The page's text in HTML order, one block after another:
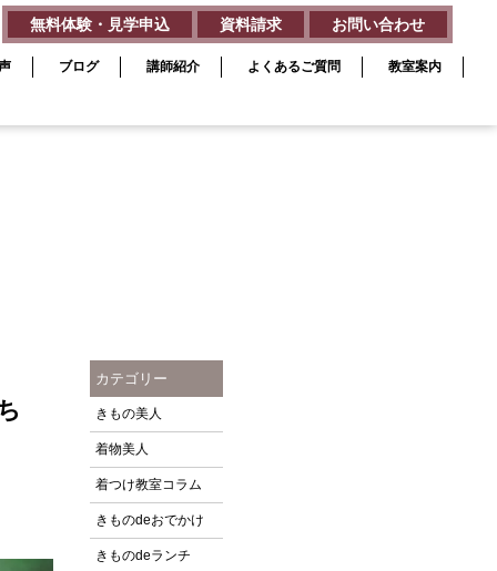
ブログ 講師紹介 よくあるご質問 教室案内
無料体験・見学申込 資料請求 お問い合わせ
カテゴリー
きもの美人
着物美人
着つけ教室コラム
きものdeおでかけ
きものdeランチ